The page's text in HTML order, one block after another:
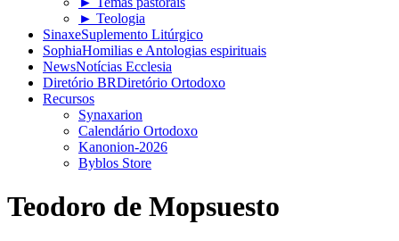
► Teologia
SinaxeSuplemento Litúrgico
SophiaHomilias e Antologias espirituais
NewsNotícias Ecclesia
Diretório BRDiretório Ortodoxo
Recursos
Synaxarion
Calendário Ortodoxo
Kanonion-2026
Byblos Store
Teodoro de Mopsuesto